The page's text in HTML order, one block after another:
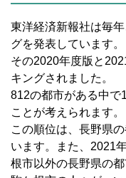
東洋経済新報社は毎
グを発表しています。
その2020年度版と
キングされました。
812の都市がある中で
ことが考えられます。
この順位は、長野県
います。また、 2021
根市以外の長野県の